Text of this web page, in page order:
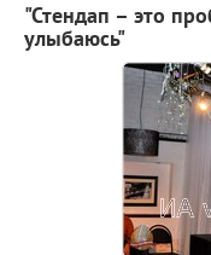
"Стендап – это
улыбаюсь"